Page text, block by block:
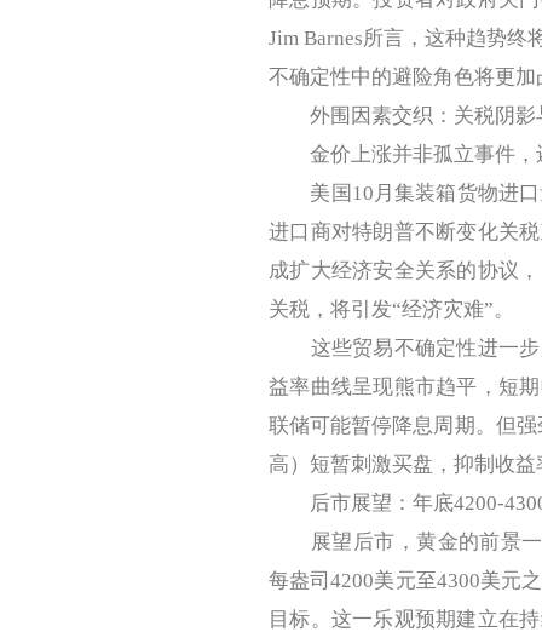
Jim Barnes所言，这种趋势
不确定性中的避险角色将更加
外围因素交织：关税阴影
金价上涨并非孤立事件，
美国10月集装箱货物进口
进口商对特朗普不断变化关
成扩大经济安全关系的协议
关税，将引发“经济灾难”。
这些贸易不确定性进一步
益率曲线呈现熊市趋平，短
联储可能暂停降息周期。但
高）短暂刺激买盘，抑制收
后市展望：年底4200-
展望后市，黄金的前景一
每盎司4200美元至4300美元
目标。这一乐观预期建立在